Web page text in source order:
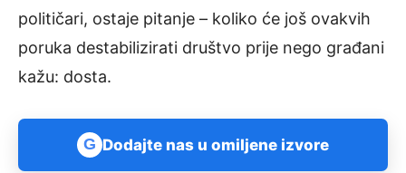
političari, ostaje pitanje – koliko će još ovakvih
poruka destabilizirati društvo prije nego građani
kažu: dosta.
G Dodajte nas u omiljene izvore